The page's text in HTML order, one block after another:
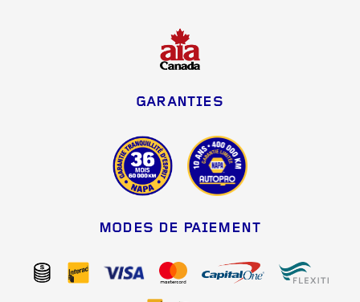
GARANTIES
MODES DE PAIEMENT